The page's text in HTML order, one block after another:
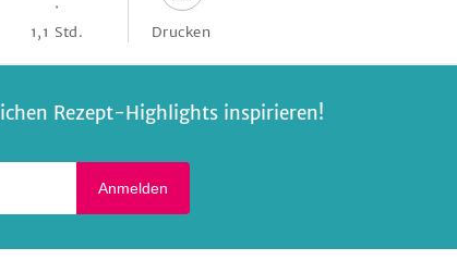
1,1 Std. Drucken
Rezept-Highlights inspirieren!
Anmelden